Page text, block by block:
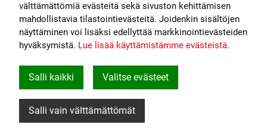
välttämättömiä evästeitä sekä sivuston kehittämisen
mahdollistavia tilastointievästeitä. Joidenkin sisältöjen
näyttäminen voi lisäksi edellyttää markkinointievästeiden
hyväksymistä. Lue lisää käyttämistämme evästeistä.​​​​​​
Salli kaikki
Salli vain välttämättömät
Valitse evästeet